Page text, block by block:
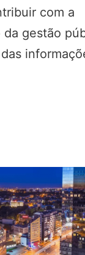
com a
da gestão